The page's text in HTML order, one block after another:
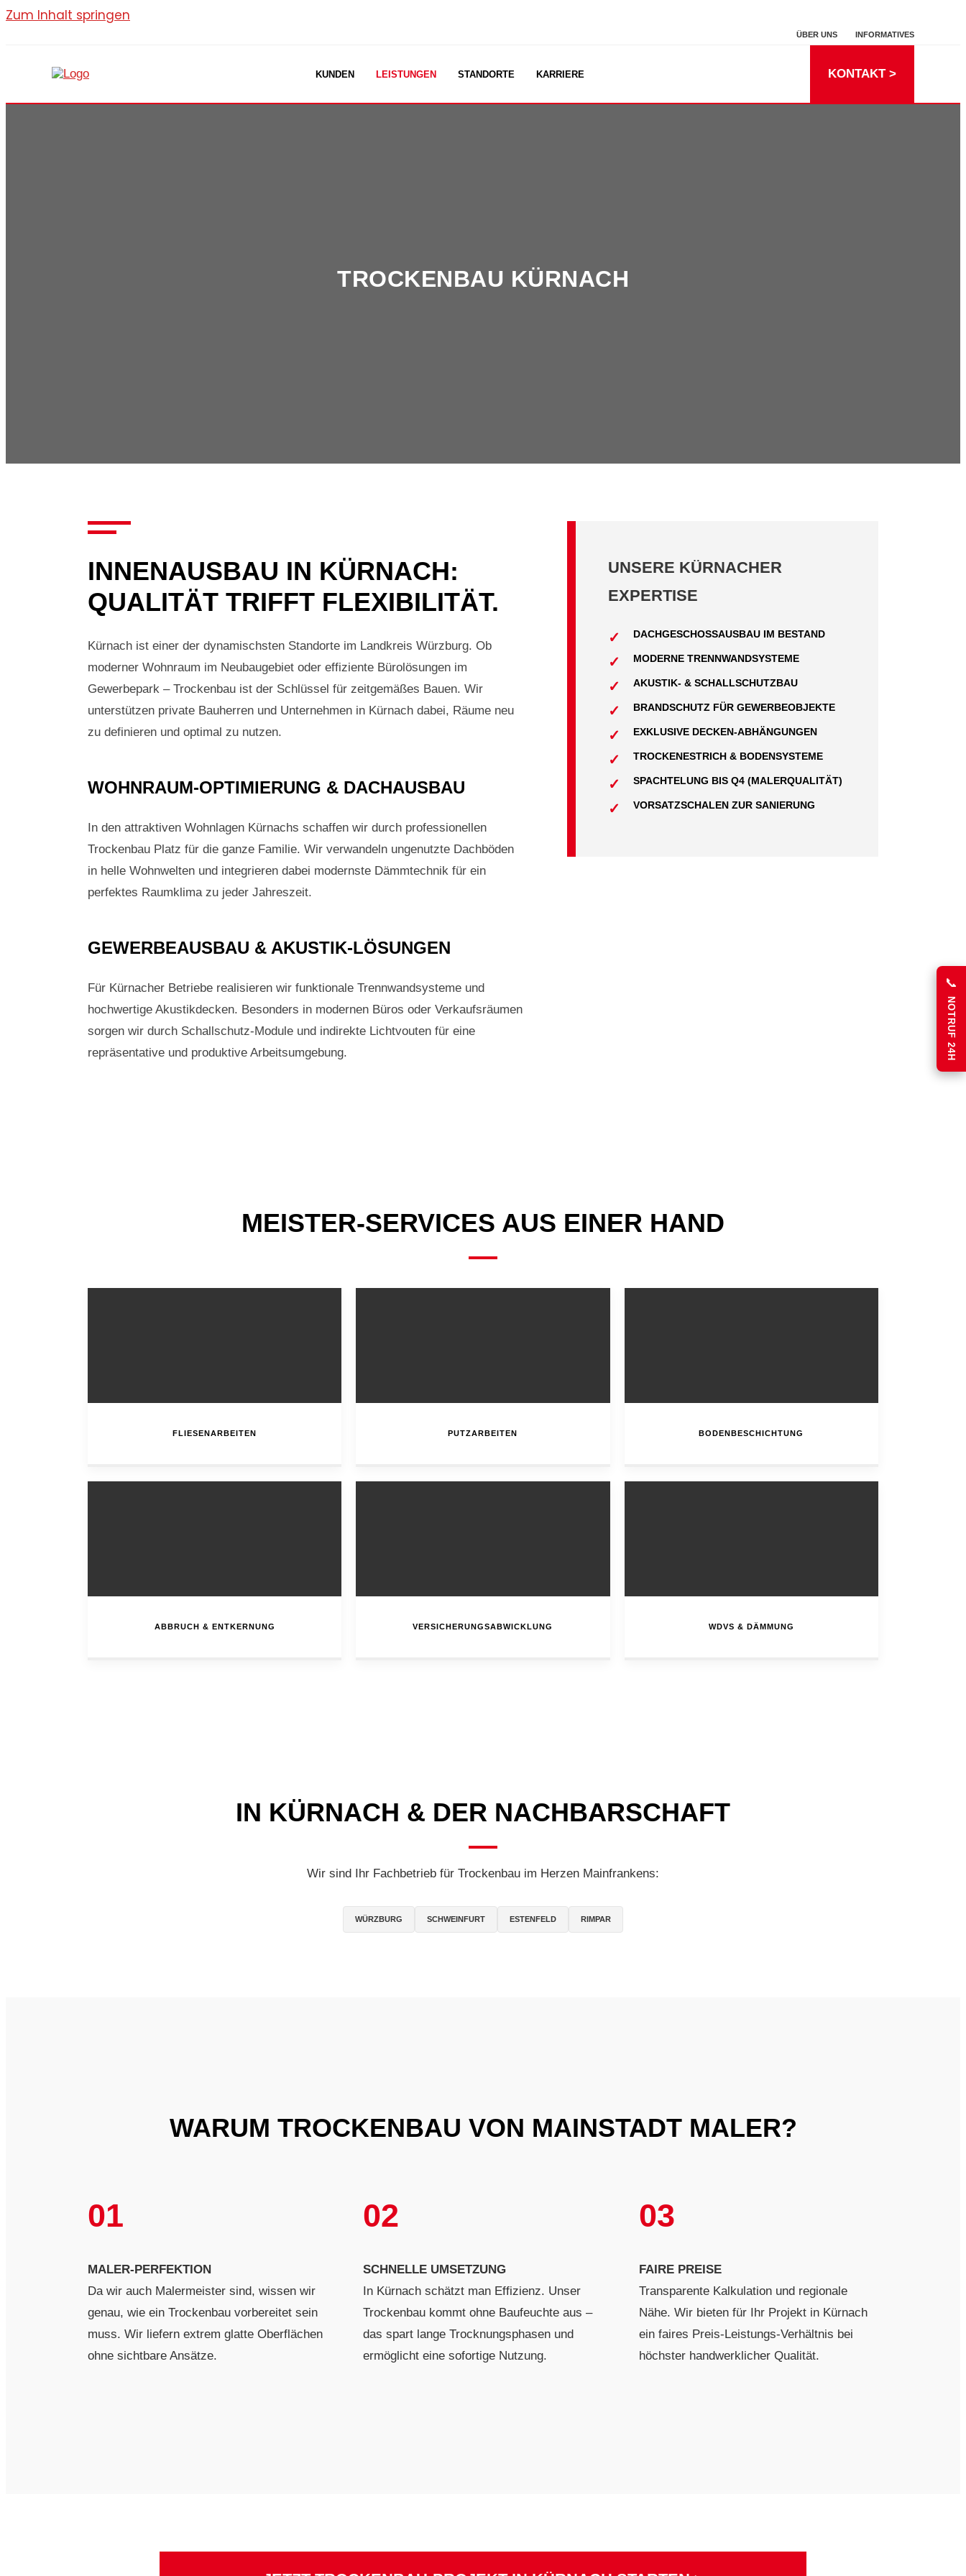
Zum Inhalt springen
ÜBER UNS INFORMATIVES
KUNDEN LEISTUNGEN STANDORTE KARRIERE KONTAKT >
TROCKENBAU KÜRNACH
INNENAUSBAU IN KÜRNACH:
QUALITÄT TRIFFT FLEXIBILITÄT.
Kürnach ist einer der dynamischsten Standorte im Landkreis Würzburg. Ob
moderner Wohnraum im Neubaugebiet oder effiziente Bürolösungen im
Gewerbepark – Trockenbau ist der Schlüssel für zeitgemäßes Bauen. Wir
unterstützen private Bauherren und Unternehmen in Kürnach dabei, Räume neu
zu definieren und optimal zu nutzen.
WOHNRAUM-OPTIMIERUNG & DACHAUSBAU
In den attraktiven Wohnlagen Kürnachs schaffen wir durch professionellen
Trockenbau Platz für die ganze Familie. Wir verwandeln ungenutzte Dachböden
in helle Wohnwelten und integrieren dabei modernste Dämmtechnik für ein
perfektes Raumklima zu jeder Jahreszeit.
GEWERBEAUSBAU & AKUSTIK-LÖSUNGEN
Für Kürnacher Betriebe realisieren wir funktionale Trennwandsysteme und
hochwertige Akustikdecken. Besonders in modernen Büros oder Verkaufsräumen
sorgen wir durch Schallschutz-Module und indirekte Lichtvouten für eine
repräsentative und produktive Arbeitsumgebung.
UNSERE KÜRNACHER
EXPERTISE
DACHGESCHOSSAUSBAU IM BESTAND
MODERNE TRENNWANDSYSTEME
AKUSTIK- & SCHALLSCHUTZBAU
BRANDSCHUTZ FÜR GEWERBEOBJEKTE
EXKLUSIVE DECKEN-ABHÄNGUNGEN
TROCKENESTRICH & BODENSYSTEME
SPACHTELUNG BIS Q4 (MALERQUALITÄT)
VORSATZSCHALEN ZUR SANIERUNG
MEISTER-SERVICES AUS EINER HAND
FLIESENARBEITEN PUTZARBEITEN BODENBESCHICHTUNG
ABBRUCH & ENTKERNUNG VERSICHERUNGSABWICKLUNG WDVS & DÄMMUNG
IN KÜRNACH & DER NACHBARSCHAFT
Wir sind Ihr Fachbetrieb für Trockenbau im Herzen Mainfrankens:
WÜRZBURG SCHWEINFURT ESTENFELD RIMPAR
WARUM TROCKENBAU VON MAINSTADT MALER?
01
MALER-PERFEKTION
Da wir auch Malermeister sind, wissen wir
genau, wie ein Trockenbau vorbereitet sein
muss. Wir liefern extrem glatte Oberflächen
ohne sichtbare Ansätze.
02
SCHNELLE UMSETZUNG
In Kürnach schätzt man Effizienz. Unser
Trockenbau kommt ohne Baufeuchte aus –
das spart lange Trocknungsphasen und
ermöglicht eine sofortige Nutzung.
03
FAIRE PREISE
Transparente Kalkulation und regionale
Nähe. Wir bieten für Ihr Projekt in Kürnach
ein faires Preis-Leistungs-Verhältnis bei
höchster handwerklicher Qualität.
📞
NOTRUF 24H